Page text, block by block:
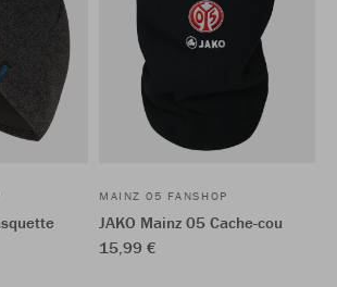
MAINZ 05 FANSHOP
JAKO Mainz 05 Cache-cou
15,99 €